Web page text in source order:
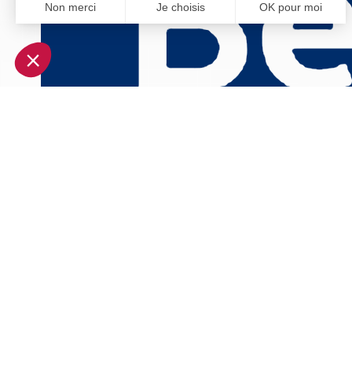
Non merci Je choisis OK pour moi
Plateforme de Gestion du Consentement : Personnalisez
Notre plateforme vous permet d'adapter et de gérer vos